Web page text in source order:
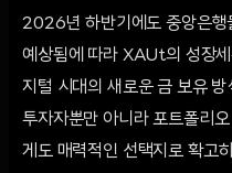
2026년 하반기에도 중앙은행
예상됨에 따라 XAUt의 성장세
지털 시대의 새로운 금 보유
투자자뿐만 아니라 포트폴리
게도 매력적인 선택지로 확고